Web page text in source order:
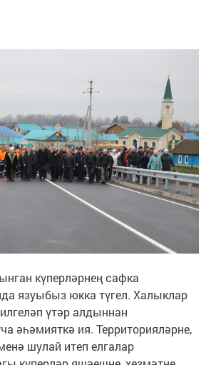
күперләрнең сафка
язуыбыз юкка түгел. Халыклар
үтәр алдыннан
әһәмияткә ия. Территорияләрне,
шулай итеп елгалар